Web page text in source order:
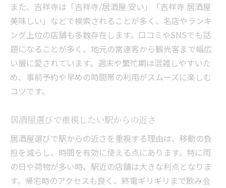
美味しい居酒屋が集まる吉祥寺エリア
落ち着いた雰囲気の居酒屋選び方
落ち着いた吉祥寺居酒屋で大人の時間
雰囲気重視の居酒屋選びのコツを紹介
吉祥寺駅近で静かに楽しめる居酒屋案内
また、吉祥寺は「吉祥寺/居酒屋 安い」「吉祥寺 居酒屋
美味しい」などで検索されることが多く、名店やランキ
ング上位の店舗も多数存在します。口コミやSNSでも話
題になることが多く、地元の常連客から観光客まで幅広
い層に愛されています。週末や繁忙期は混雑しやすいた
め、事前予約や早めの時間帯の利用がスムーズに楽しむ
コツです。
居酒屋選びで重視したい駅からの近さ
居酒屋選びで駅からの近さを重視する理由は、移動の負
担を減らし、時間を有効に使える点にあります。特に雨
の日や荷物が多い時、駅近の店舗は大きな利点となりま
す。帰宅時のアクセスも良く、終電ギリギリまで飲み会